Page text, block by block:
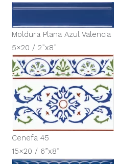
Moldura Plana Azul Valencia
5×20 / 2”x8”
Cenefa 45
15×20 / 6”x8”